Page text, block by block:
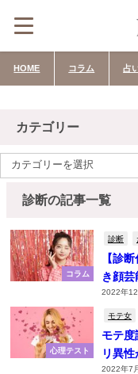
HOME コラム 占
カテゴリー
診断の記事一覧
コラム
診断
【診
き顔芸
2022年12
心理テスト
モテ女
モテ度
リ異性
2022年7